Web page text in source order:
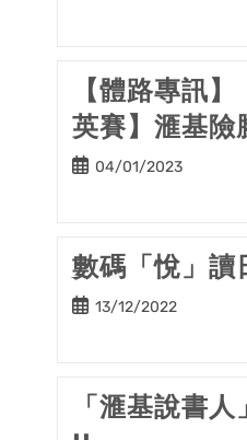
【體路專訊
英賽】滙基險
Post04/01/2023
數碼「悅」讀
Post13/12/2022
「滙基說書